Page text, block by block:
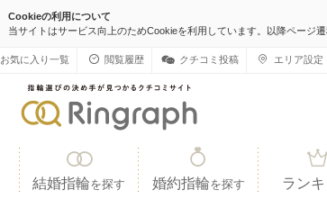
Cookieの利用について
当サイトはサービス向上のためCookieを利用しています。以降ページ
お気に入り一覧 閲覧履歴 クチコミ投稿 エリア設定
結婚指輪を探す 婚約指輪を探す ラン